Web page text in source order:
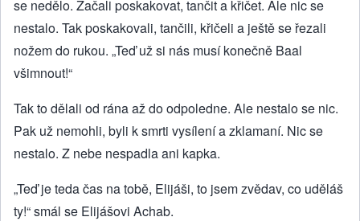
se nedělo. Začali poskakovat, tančit a křičet. Ale nic se
nestalo. Tak poskakovali, tančili, křičeli a ještě se řezali
nožem do rukou. „Teď už si nás musí konečně Baal
všimnout!“
Tak to dělali od rána až do odpoledne. Ale nestalo se nic.
Pak už nemohli, byli k smrti vysílení a zklamaní. Nic se
nestalo. Z nebe nespadla ani kapka.
„Teď je teda čas na tobě, Elijáši, to jsem zvědav, co uděláš
ty!“ smál se Elijášovi Achab.